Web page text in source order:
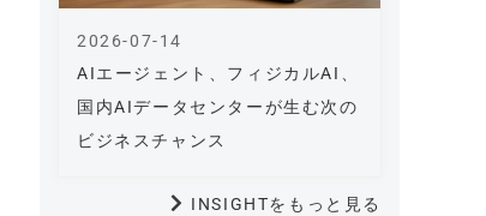
AIエージェント、フィジカルAI、
国内AIデータセンターが生む次の
ビジネスチャンス
2026-07-14
INSIGHTをもっと見る